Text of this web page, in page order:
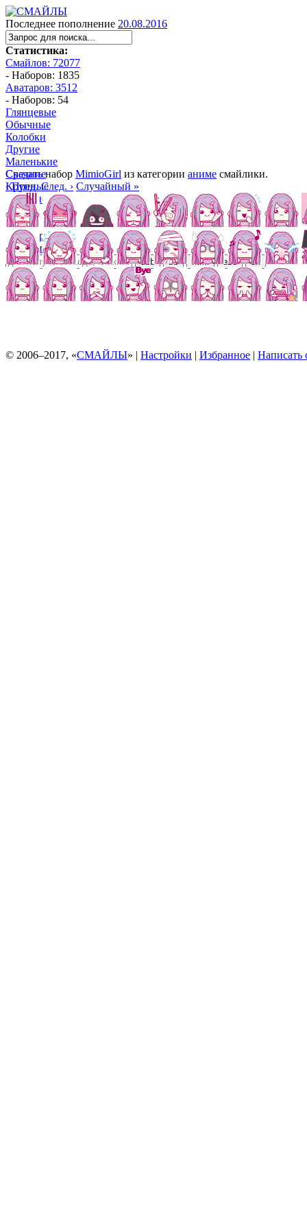
Последнее пополнение 20.08.2016
Статистика:
Смайлов: 72077
- Наборов: 1835
Аватаров: 3512
- Наборов: 54
Глянцевые
Обычные
Колобки
Другие
Маленькие
Средние
Крупные
Большие
Манга
Аниме
Трёхмерные
Алфавитные
ubb bb html ezd url
Скачатьнабор MimioGirl из категории аниме смайлики.
‹ Пред. След. › Случайный »
© 2006–2017, «СМАЙЛЫ» | Настройки | Избранное | Написать